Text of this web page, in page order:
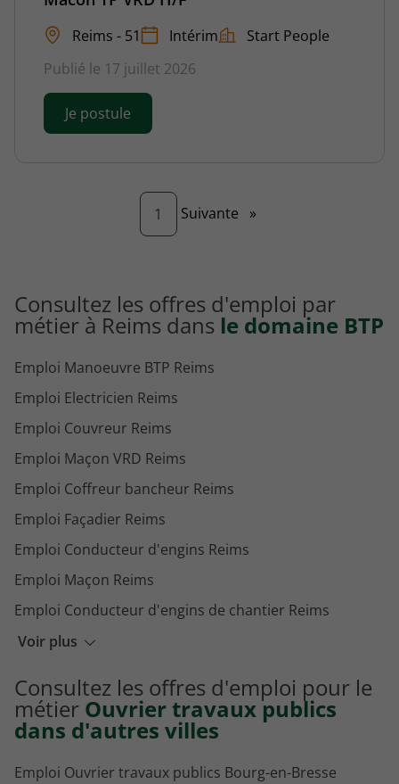
Reims - 51 Intérim
Start People
Publié le 17 juillet 2026
Je postule
1 Page
Suivante »
Consultez les offres d'emploi par
métier à Reims dans le domaine BTP
Voir plus
Emploi Manoeuvre BTP Reims
Emploi Electricien Reims
Emploi Couvreur Reims
Emploi Maçon VRD Reims
Emploi Coffreur bancheur Reims
Emploi Façadier Reims
Emploi Conducteur d'engins Reims
Emploi Maçon Reims
Emploi Conducteur d'engins de chantier Reims
Emploi Plaquiste Reims
Emploi Plombier chauffagiste Reims
Consultez les offres d'emploi pour le
métier Ouvrier travaux publics
dans d'autres villes
Emploi Ouvrier travaux publics Bourg-en-Bresse